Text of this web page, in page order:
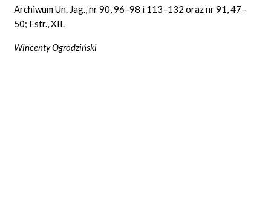
Archiwum Un. Jag., nr 90, 96–98 i 113–132 oraz nr 91, 47–
50; Estr., XII.
Wincenty Ogrodziński